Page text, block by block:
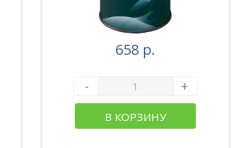
658 р.
- +
В КОРЗИНУ